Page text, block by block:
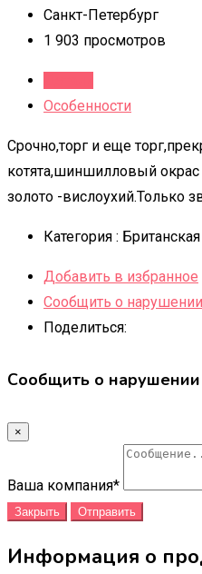
Санкт-Петербург
1 903 просмотров
Особенности
Срочно,торг и еще
котята,шиншилловый окрас
золото -вислоухий.Только
Категория : Британская
Добавить в избранное
Сообщить о нарушении
Поделиться:
Сообщить о нарушении
×
Ваша компания*
Закрыть Отправить
Информация о